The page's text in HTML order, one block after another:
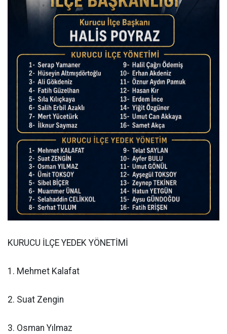
KURUCU İLÇE YEDEK YÖNETİMİ
1. Mehmet Kalafat
2. Suat Zengin
3. Osman Yılmaz